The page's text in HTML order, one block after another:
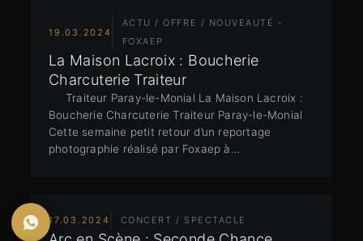
19.03.2024
ACTU / OFFRE / NOUVEAUTÉ -
FOXAEP
La Maison Lacroix : Boucherie
Charcuterie Traiteur
Traiteur Paray-le-Monial La Maison Lacroix :
Boucherie Charcuterie Traiteur Paray-le-Monial
Cette semaine petit retour d’un reportage
photographie réalisé par Foxaep à…
17.03.2024 CONCERT / SPECTACLE